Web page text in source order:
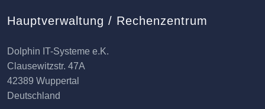
Hauptverwaltung / Rechenzentrum
Dolphin IT-Systeme e.K.
Clausewitzstr. 47A
42389 Wuppertal
Deutschland